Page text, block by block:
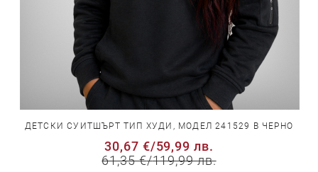
ДЕТСКИ СУИТШЪРТ ТИП ХУДИ, МОДЕЛ 241529 В ЧЕРНО
30,67 €/59,99 лв.
61,35 €/119,99 лв.